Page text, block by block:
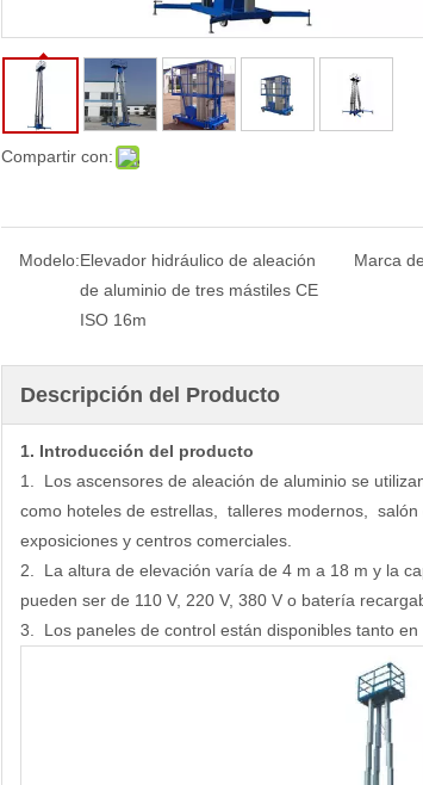
Compartir con:
Modelo:Elevador hidráulico de aleación
de aluminio de tres mástiles CE
ISO 16m
Marca
Descripción del Producto
1. Introducción del producto
1. Los ascensores de aleación de aluminio se
como hoteles de estrellas, talleres modernos,
exposiciones y centros comerciales.
2. La altura de elevación varía de 4 m a 18 m y la
pueden ser de 110 V, 220 V, 380 V o batería
3. Los paneles de control están disponibles tanto